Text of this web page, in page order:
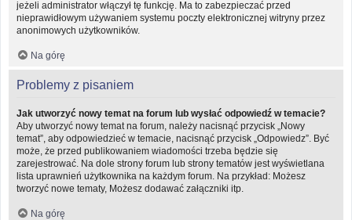
jeżeli administrator włączył tę funkcję. Ma to zabezpieczać przed
nieprawidłowym używaniem systemu poczty elektronicznej witryny przez
anonimowych użytkowników.
Na górę
Problemy z pisaniem
Jak utworzyć nowy temat na forum lub wysłać odpowiedź w temacie?
Aby utworzyć nowy temat na forum, należy nacisnąć przycisk „Nowy
temat”, aby odpowiedzieć w temacie, nacisnąć przycisk „Odpowiedz”. Być
może, że przed publikowaniem wiadomości trzeba będzie się
zarejestrować. Na dole strony forum lub strony tematów jest wyświetlana
lista uprawnień użytkownika na każdym forum. Na przykład: Możesz
tworzyć nowe tematy, Możesz dodawać załączniki itp.
Na górę